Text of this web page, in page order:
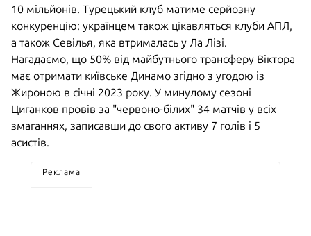
10 мільйонів. Турецький клуб матиме серйозну
конкуренцію: українцем також цікавляться клуби АПЛ,
а також Севілья, яка втрималась у Ла Лізі.
Нагадаємо, що 50% від майбутнього трансферу Віктора
має отримати київське Динамо згідно з угодою із
Жироною в січні 2023 року. У минулому сезоні
Циганков провів за "червоно-білих" 34 матчів у всіх
змаганнях, записавши до свого активу 7 голів і 5
асистів.
Реклама